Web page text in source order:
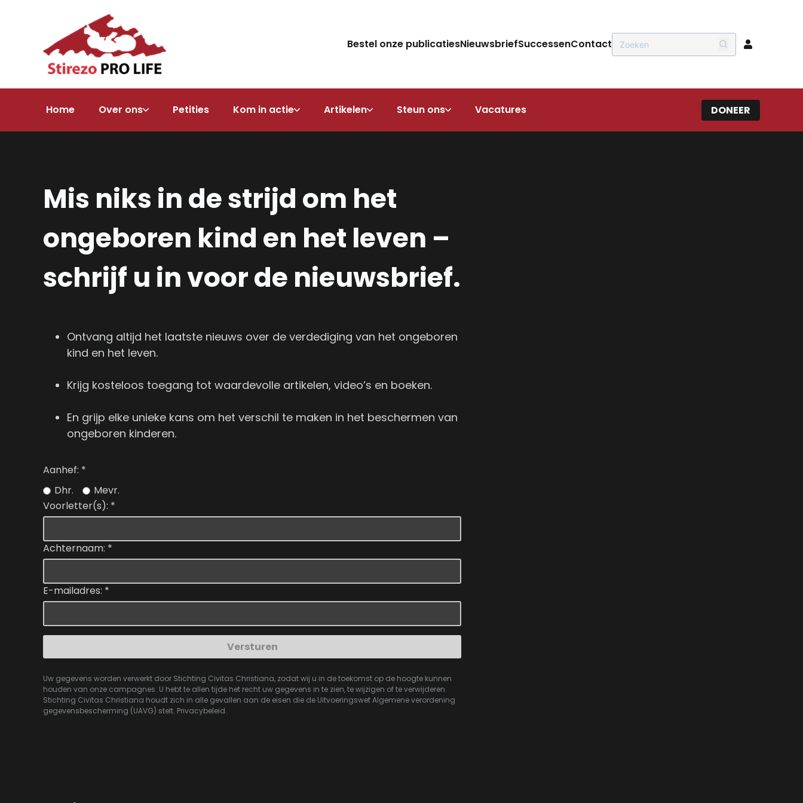
Bestel onze publicatiesNieuwsbriefSuccessenContact
Home Over ons Petities Kom in actie Artikelen Steun ons Vacatures DONEER
Mis niks in de strijd om het
ongeboren kind en het leven –
schrijf u in voor de nieuwsbrief.
Ontvang altijd het laatste nieuws over de verdediging van het ongeboren
kind en het leven.
Krijg kosteloos toegang tot waardevolle artikelen, video’s en boeken.
En grijp elke unieke kans om het verschil te maken in het beschermen van
ongeboren kinderen.
Aanhef: *
Dhr.
Mevr.
Voorletter(s): *
Achternaam: *
E-mailadres: *
Versturen
Uw gegevens worden verwerkt door Stichting Civitas Christiana, zodat wij u in de toekomst op de hoogte kunnen
houden van onze campagnes. U hebt te allen tijde het recht uw gegevens in te zien, te wijzigen of te verwijderen.
Stichting Civitas Christiana houdt zich in alle gevallen aan de eisen die de Uitvoeringswet Algemene verordening
gegevensbescherming (UAVG) stelt. Privacybeleid.